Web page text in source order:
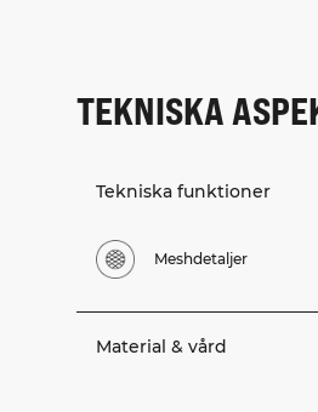
TEKNISKA
Tekniska funktioner
Meshdetaljer
Material & vård